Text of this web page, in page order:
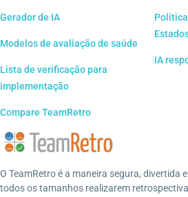
Gerador de IA
Modelos de avaliação de saúde
Lista de verificação para
implementação
Compare TeamRetro
IA
O TeamRetro é a maneira segura, divertida
todos os tamanhos realizarem